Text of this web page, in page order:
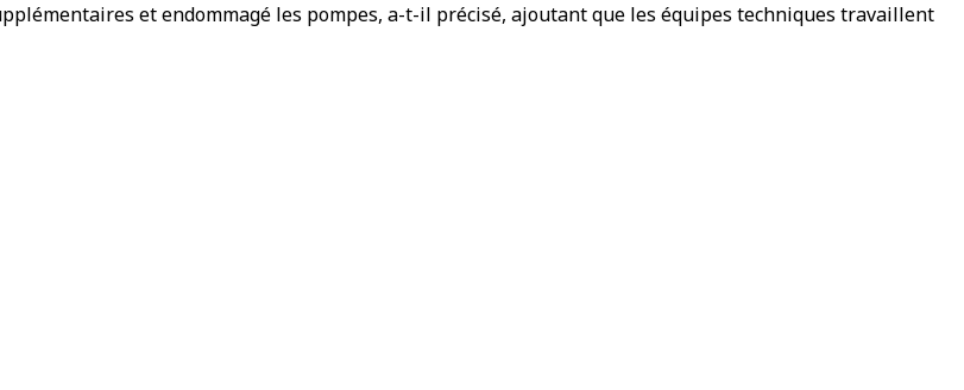
et endommagé les pompes, a-t-il précisé, ajoutant que les équipes techniques travaillent